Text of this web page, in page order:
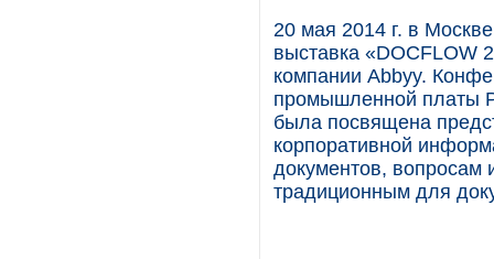
20 мая 2014 г. в
выставка «DOCFLOW
компании Abbyy.
промышленной платы
была посвящена
корпоративной
документов, вопросам
традиционным для